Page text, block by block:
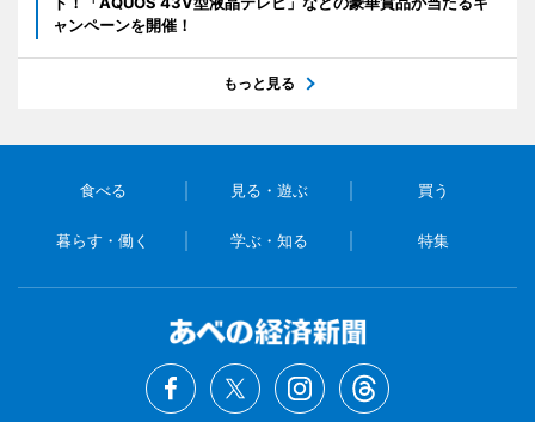
ャンペーンを開催！
もっと見る
食べる 見る・遊ぶ 買う
暮らす・働く 学ぶ・知る 特集